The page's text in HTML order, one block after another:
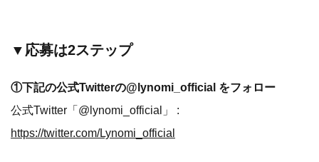
▼応募は2ステップ
①下記の公式Twitterの@lynomi_official をフォロー
公式Twitter「@lynomi_official」 :
https://twitter.com/Lynomi_official